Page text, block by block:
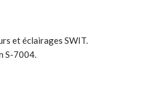
et éclairages SWIT.
S-7004.